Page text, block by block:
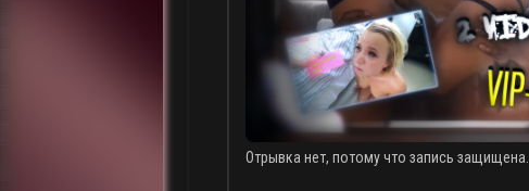
Отрывка нет, потому что запись защищена.